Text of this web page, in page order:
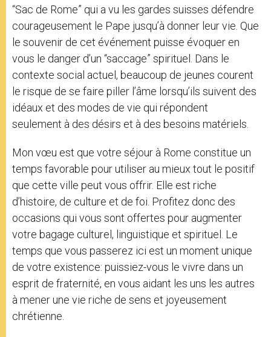
“Sac de Rome” qui a vu les gardes suisses défendre
courageusement le Pape jusqu’à donner leur vie. Que
le souvenir de cet événement puisse évoquer en
vous le danger d’un “saccage” spirituel. Dans le
contexte social actuel, beaucoup de jeunes courent
le risque de se faire piller l’âme lorsqu’ils suivent des
idéaux et des modes de vie qui répondent
seulement à des désirs et à des besoins matériels.
Mon vœu est que votre séjour à Rome constitue un
temps favorable pour utiliser au mieux tout le positif
que cette ville peut vous offrir. Elle est riche
d’histoire, de culture et de foi. Profitez donc des
occasions qui vous sont offertes pour augmenter
votre bagage culturel, linguistique et spirituel. Le
temps que vous passerez ici est un moment unique
de votre existence: puissiez-vous le vivre dans un
esprit de fraternité, en vous aidant les uns les autres
à mener une vie riche de sens et joyeusement
chrétienne.